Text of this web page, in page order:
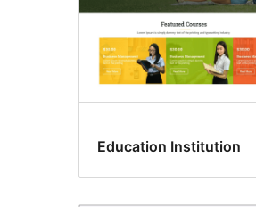
Education Institution